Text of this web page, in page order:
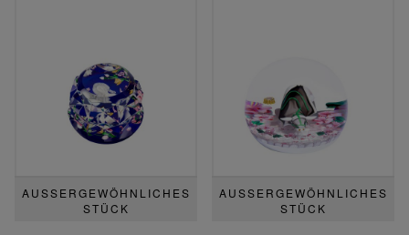
AUSSERGEWÖHNLICHES S
TÜCK
AUSSERGEWÖHNLICHES S
TÜCK